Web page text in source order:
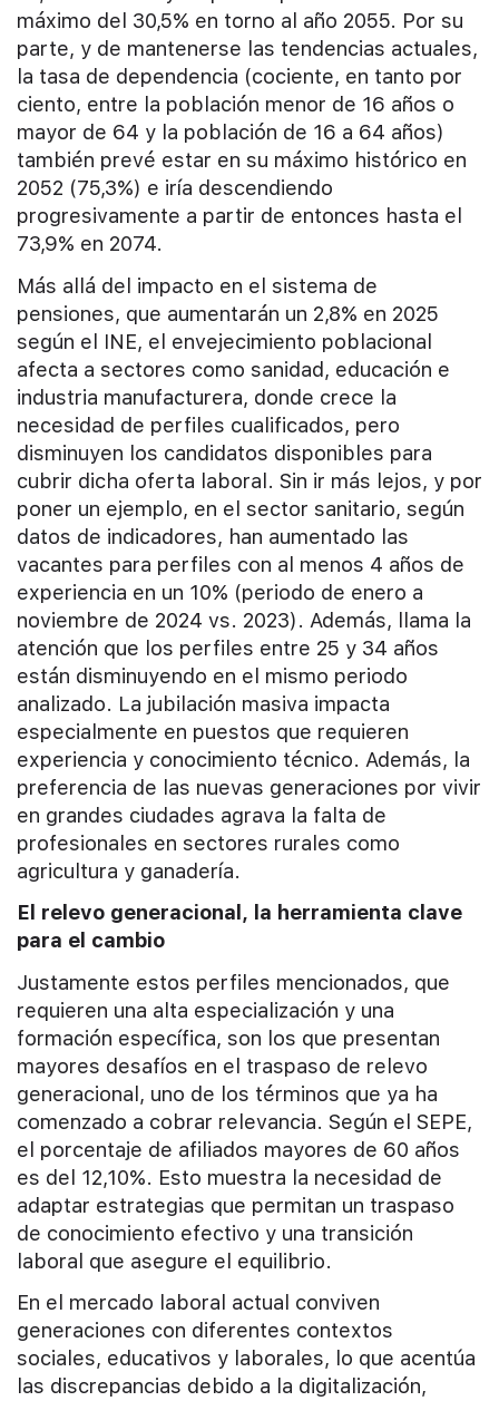
máximo del 30,5% en torno al año 2055. Por su
parte, y de mantenerse las tendencias actuales,
la tasa de dependencia (cociente, en tanto por
ciento, entre la población menor de 16 años o
mayor de 64 y la población de 16 a 64 años)
también prevé estar en su máximo histórico en
2052 (75,3%) e iría descendiendo
progresivamente a partir de entonces hasta el
73,9% en 2074.
Más allá del impacto en el sistema de
pensiones, que aumentarán un 2,8% en 2025
según el INE, el envejecimiento poblacional
afecta a sectores como sanidad, educación e
industria manufacturera, donde crece la
necesidad de perfiles cualificados, pero
disminuyen los candidatos disponibles para
cubrir dicha oferta laboral. Sin ir más lejos, y por
poner un ejemplo, en el sector sanitario, según
datos de indicadores, han aumentado las
vacantes para perfiles con al menos 4 años de
experiencia en un 10% (periodo de enero a
noviembre de 2024 vs. 2023). Además, llama la
atención que los perfiles entre 25 y 34 años
están disminuyendo en el mismo periodo
analizado. La jubilación masiva impacta
especialmente en puestos que requieren
experiencia y conocimiento técnico. Además, la
preferencia de las nuevas generaciones por vivir
en grandes ciudades agrava la falta de
profesionales en sectores rurales como
agricultura y ganadería.
El relevo generacional, la herramienta clave
para el cambio
Justamente estos perfiles mencionados, que
requieren una alta especialización y una
formación específica, son los que presentan
mayores desafíos en el traspaso de relevo
generacional, uno de los términos que ya ha
comenzado a cobrar relevancia. Según el SEPE,
el porcentaje de afiliados mayores de 60 años
es del 12,10%. Esto muestra la necesidad de
adaptar estrategias que permitan un traspaso
de conocimiento efectivo y una transición
laboral que asegure el equilibrio.
En el mercado laboral actual conviven
generaciones con diferentes contextos
sociales, educativos y laborales, lo que acentúa
las discrepancias debido a la digitalización,